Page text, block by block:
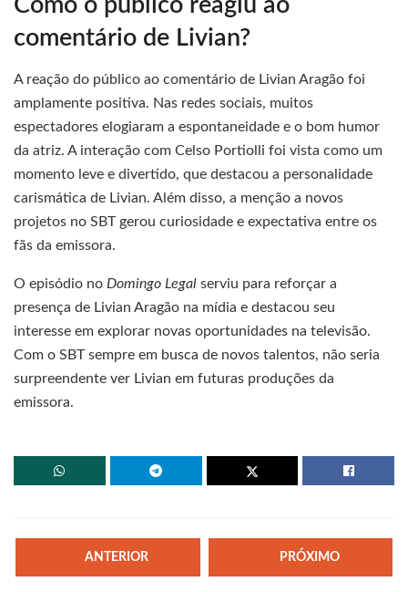
Como o público reagiu ao
comentário de Livian?
A reação do público ao comentário de Livian Aragão foi
amplamente positiva. Nas redes sociais, muitos
espectadores elogiaram a espontaneidade e o bom humor
da atriz. A interação com Celso Portiolli foi vista como um
momento leve e divertido, que destacou a personalidade
carismática de Livian. Além disso, a menção a novos
projetos no SBT gerou curiosidade e expectativa entre os
fãs da emissora.
O episódio no Domingo Legal serviu para reforçar a
presença de Livian Aragão na mídia e destacou seu
interesse em explorar novas oportunidades na televisão.
Com o SBT sempre em busca de novos talentos, não seria
surpreendente ver Livian em futuras produções da
emissora.
ANTERIOR PRÓXIMO